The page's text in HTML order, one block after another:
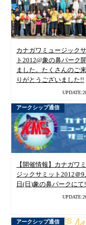
カナガワミュージック
ト2012@象の鼻パーク
ました。たくさんのご
りがとうございました!!
アークシップ通信
【開催情報】カナガワ
ジックサミット2012＠9
日(日)象の鼻パークにて
アークシップ通信